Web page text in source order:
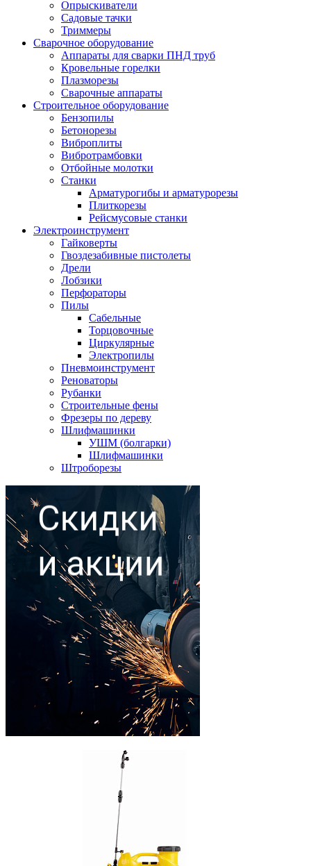
Опрыскиватели
Садовые тачки
Триммеры
Сварочное оборудование
Аппараты для сварки ПНД труб
Кровельные горелки
Плазморезы
Сварочные аппараты
Строительное оборудование
Бензопилы
Бетонорезы
Виброплиты
Вибротрамбовки
Отбойные молотки
Станки
Арматурогибы и арматурорезы
Плиткорезы
Рейсмусовые станки
Электроинструмент
Гайковерты
Гвоздезабивные пистолеты
Дрели
Лобзики
Перфораторы
Пилы
Сабельные
Торцовочные
Циркулярные
Электропилы
Пневмоинструмент
Реноваторы
Рубанки
Строительные фены
Фрезеры по дереву
Шлифмашинки
УШМ (болгарки)
Шлифмашинки
Штроборезы